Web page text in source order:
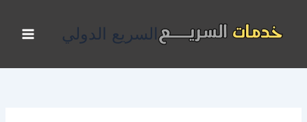
المحتوى
السريع الدولي